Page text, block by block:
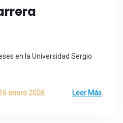
en la Universidad Sergio
enero 2026 Leer Más